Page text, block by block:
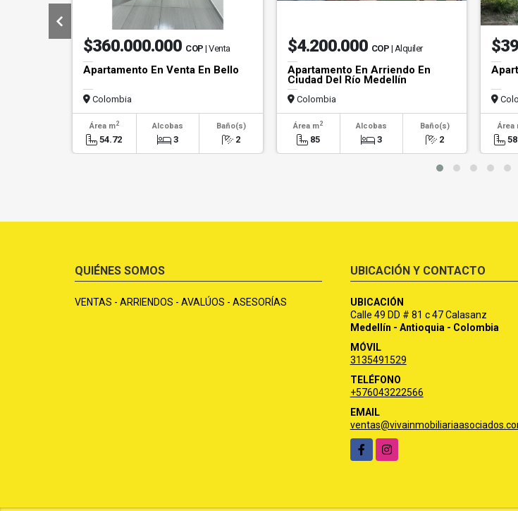
$360.000.000 COP | Venta
Apartamento En Venta En Bello
Colombia
Área m2
54.72
Alcobas
3
Baño(s)
2
$4.200.000 COP | Alquiler
Apartamento En Arriendo En
Ciudad Del Río Medellín
Colombia
Área m2
85
Alcobas
3
Baño(s)
2
Área
QUIÉNES SOMOS
VENTAS - ARRIENDOS - AVALÚOS - ASESORÍAS
UBICACIÓN Y CONTACTO
UBICACIÓN
Calle 49 DD # 81 c 47 Calasanz
Medellín - Antioquia - Colombia
MÓVIL
3135491529
TELÉFONO
+576043222566
EMAIL
FacebookInstagram